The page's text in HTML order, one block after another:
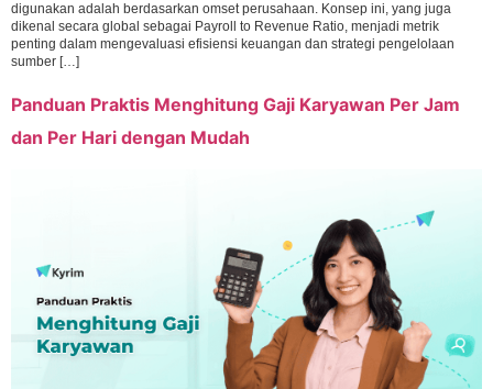
digunakan adalah berdasarkan omset perusahaan. Konsep ini, yang juga
dikenal secara global sebagai Payroll to Revenue Ratio, menjadi metrik
penting dalam mengevaluasi efisiensi keuangan dan strategi pengelolaan
sumber […]
Panduan Praktis Menghitung Gaji Karyawan Per Jam
dan Per Hari dengan Mudah